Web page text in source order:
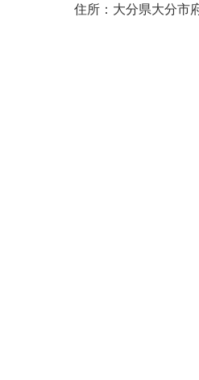
住所：大分県大分市